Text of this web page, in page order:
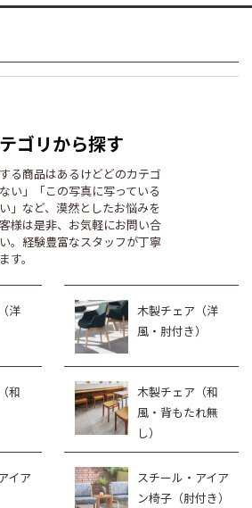
ゴリから探す
する商品はあるけどどのカテゴ
い」「この写真に写っている
」など、漠然としたお悩みを
様は是非、お気軽にお問い合
。経験豊富なスタッフが丁寧
す。
洋
木製チェア（洋
風・肘付き）
和
木製チェア（和
風・背もたれ無
し）
イア
スチール・アイア
ン椅子（肘付き）